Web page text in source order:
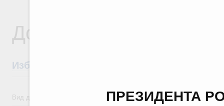
ПРЕЗИДЕНТА
Документы
Избранные документы со справками к
Вид документа